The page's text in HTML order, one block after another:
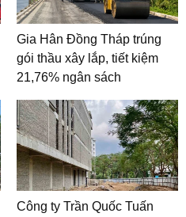
Gia Hân Đồng Tháp trúng
gói thầu xây lắp, tiết kiệm
21,76% ngân sách
Công ty Trần Quốc Tuấn